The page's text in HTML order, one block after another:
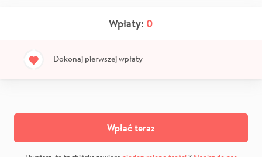
Wpłaty: 0
Dokonaj pierwszej wpłaty
Wpłać teraz